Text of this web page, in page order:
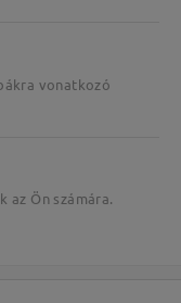
vonatkozó
az Ön számára.